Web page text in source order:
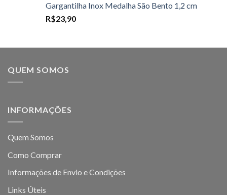
Gargantilha Inox Medalha São Bento 1,2 cm
R$23,90
QUEM SOMOS
INFORMAÇÕES
Quem Somos
Como Comprar
Informações de Envio e Condições
Links Úteis